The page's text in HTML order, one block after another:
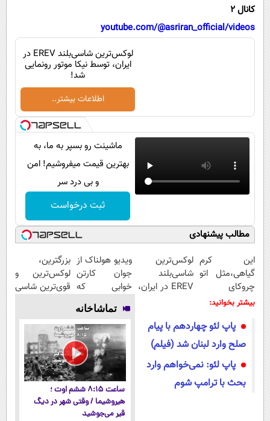
محیط زیست
سلامت
بین الملل
حیات وحش
کانال 2
youtube.com/@asriran_official/videos
لوکس‌ترین شاسی‌بلند EREV در
ایران، توسط نیکا موتور رونمایی
شد!
اطلاعات بیشتر..
ماشینت رو بسپر به ما، به
بهترین قیمت میفروشیم! امن
و بی درد سر
ثبت درخواست
مطالب پیشنهادی
این کرم
گیاهی،مثل اتو
چروکای
پوستتوصاف
لوکس‌ترین
شاسی‌بلند
EREV در ایران،
شد!
ویدیو هولناک از
جوان کارتن
خوابی که
میلیاردر شد.
آموزش رایگان
بزرگترین،
لوکس‌ترین و
قوی‌ترین شاسی
شد
بیشتر بخوانید:
پاپ لئو چهاردهم با پیام
صلح وارد لبنان شد (فیلم)
پاپ لئو: نمی‌خواهم وارد
بحث با ترامپ شوم
تماشاخانه
ساعت ۸:۱۵ ششم اوت ؛
هیروشیما / وقتی شهر در دیگ
قیر می‌جوشید